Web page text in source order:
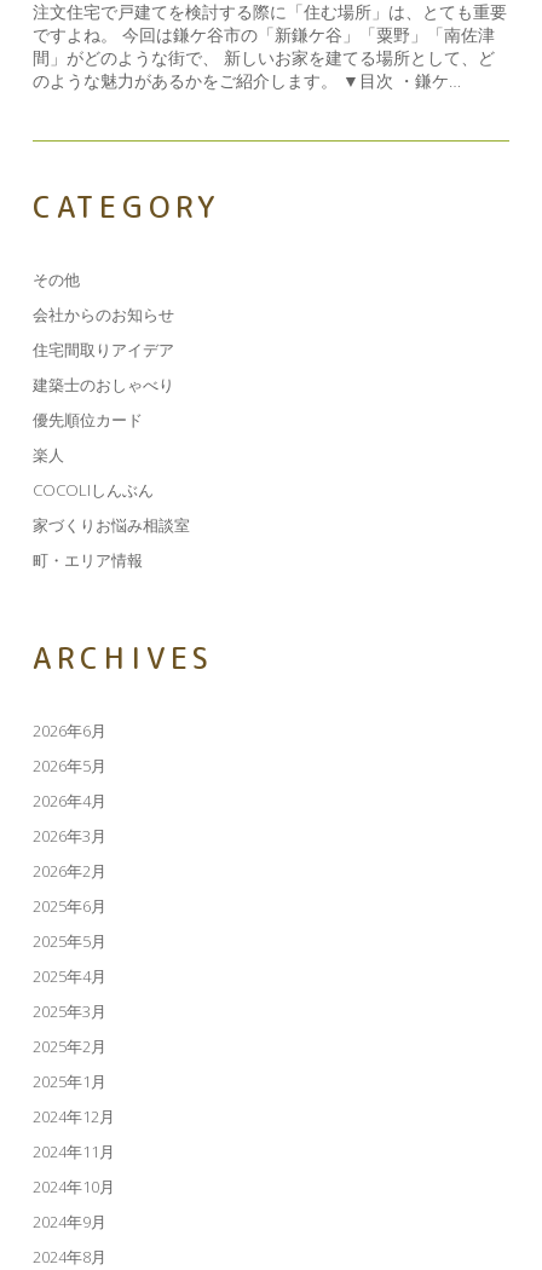
注文住宅で戸建てを検討する際に「住む場所」は、とても重要
ですよね。 今回は鎌ケ谷市の「新鎌ケ谷」「粟野」「南佐津
間」がどのような街で、 新しいお家を建てる場所として、ど
のような魅力があるかをご紹介します。 ▼目次 ・鎌ケ…
CATEGORY
その他
会社からのお知らせ
住宅間取りアイデア
建築士のおしゃべり
優先順位カード
楽人
COCOLIしんぶん
家づくりお悩み相談室
町・エリア情報
ARCHIVES
2026年6月
2026年5月
2026年4月
2026年3月
2026年2月
2025年6月
2025年5月
2025年4月
2025年3月
2025年2月
2025年1月
2024年12月
2024年11月
2024年10月
2024年9月
2024年8月